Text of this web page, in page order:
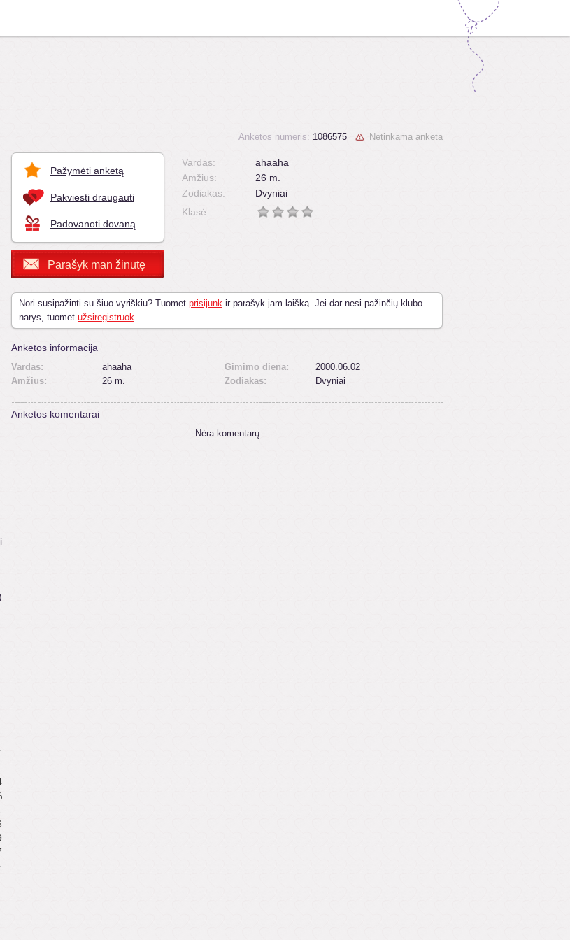
Pažymėti anketą
Pakviesti draugauti
Padovanoti dovaną
Parašyk man žinutę
Anketos numeris: 1086575 Netinkama anketa
Vardas:
ahaaha
Amžius:
26 m.
Zodiakas:
Dvyniai
Klasė:
Nori susipažinti su šiuo vyriškiu? Tuomet prisijunk ir parašyk jam laišką. Jei dar nesi pažinčių klubo
narys, tuomet užsiregistruok.
Anketos informacija
Vardas:
ahaaha
Amžius:
26 m.
Gimimo diena:
2000.06.02
Zodiakas:
Dvyniai
Anketos komentarai
Nėra komentarų